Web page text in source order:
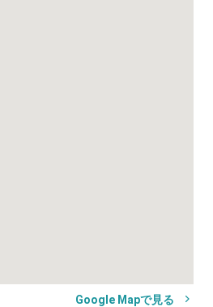
Google Mapで見る